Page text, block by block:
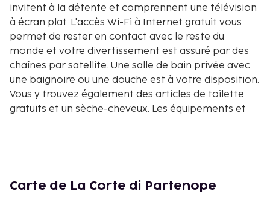
invitent à la détente et comprennent une télévision
à écran plat. L'accès Wi-Fi à Internet gratuit vous
permet de rester en contact avec le reste du
monde et votre divertissement est assuré par des
chaînes par satellite. Une salle de bain privée avec
une baignoire ou une douche est à votre disposition.
Vous y trouvez également des articles de toilette
gratuits et un sèche-cheveux. Les équipements et
Baie de Naples - 0,2 km
Carte de La Corte di Partenope